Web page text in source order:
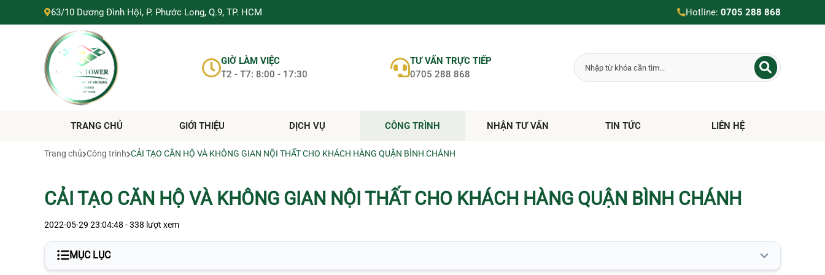
SÀI GÒN TOWER
https://suanhahochiminh.com/
63/10 Dương Đình Hội, P. Phước Long, Q.9, TP. HCM Hotline: 0705 288 868
GIỜ LÀM VIỆC
T2 - T7: 8:00 - 17:30
TƯ VẤN TRỰC TIẾP
0705 288 868
TRANG CHỦ GIỚI THIỆU DỊCH VỤ CÔNG TRÌNH NHẬN TƯ VẤN TIN TỨC LIÊN HỆ
Trang chủ Công trình CẢI TẠO CĂN HỘ VÀ KHÔNG GIAN NỘI THẤT CHO KHÁCH HÀNG QUẬN BÌNH CHÁNH
CẢI TẠO CĂN HỘ VÀ KHÔNG GIAN NỘI THẤT CHO KHÁCH HÀNG QUẬN BÌNH CHÁNH
2022-05-29 23:04:48 - 338 lượt xem
MỤC LỤC